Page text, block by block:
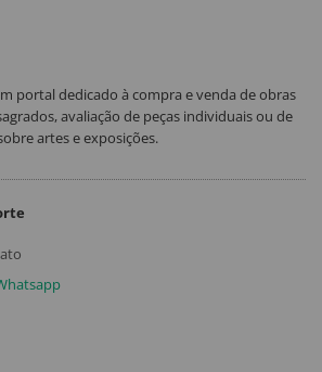
portal dedicado à compra e venda de obras
avaliação de peças individuais ou de
artes e exposições.